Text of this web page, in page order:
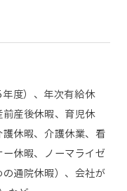
度）、年次有給休
産後休暇、育児休
休暇、介護休業、看
休暇、ノーマライゼ
通院休暇）、会社が